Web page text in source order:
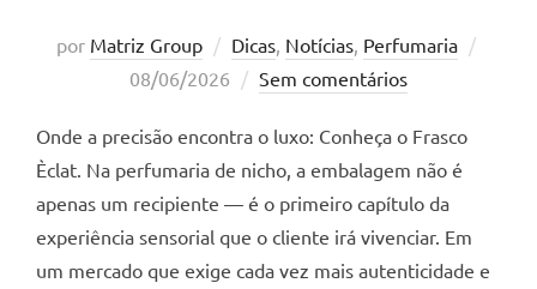
por Matriz Group Dicas, Notícias, Perfumaria
08/06/2026 Sem comentários
Onde a precisão encontra o luxo: Conheça o Frasco
Èclat. Na perfumaria de nicho, a embalagem não é
apenas um recipiente — é o primeiro capítulo da
experiência sensorial que o cliente irá vivenciar. Em
um mercado que exige cada vez mais autenticidade e